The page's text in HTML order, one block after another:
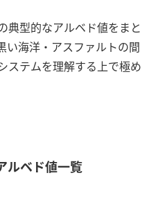
典型的なアルベド値をまと
い海洋・アスファルトの間
ステムを理解する上で極め
ルベド値一覧